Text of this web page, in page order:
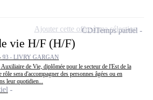
vie H/F (H/F)
93 - LIVRY GARGAN
de Vie, diplômée pour le secteur de l'Est de la
sera d'accompagner des personnes âgées ou en
leur quotidien...
CDITemps partiel
Ajouter cette offre à ma sélection